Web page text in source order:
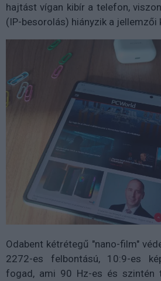
hajtást vígan kibír a telefon,
(IP-besorolás) hiányzik a jellemzői
Odabent kétrétegű "nano-film"
2272-es felbontású, 10:9-es
fogad, ami 90 Hz-es és szintén